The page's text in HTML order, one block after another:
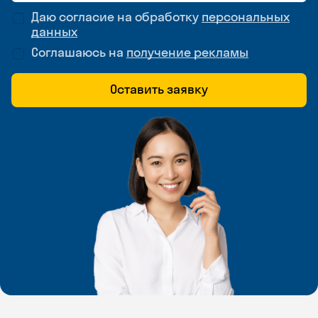
Даю согласие на обработку персональных
данных
Соглашаюсь на получение рекламы
Оставить заявку